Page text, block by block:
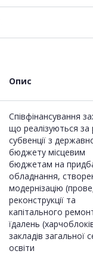
Опис
Співфінансування
що реалізуються за
субвенції з
бюджету місцевим
бюджетам на
обладнання,
модернізацію
реконструкції та
капітального
їдалень
закладів загальної
освіти